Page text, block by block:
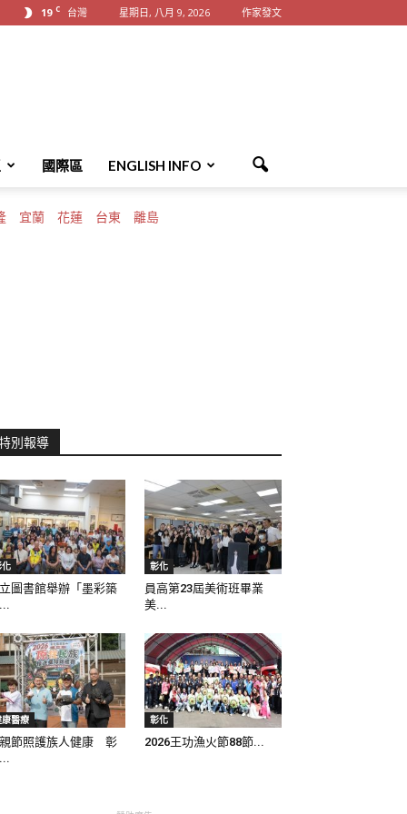
19 C 台灣 星期日, 八月 9, 2026 作家發文
國際區 ENGLISH INFO
宜蘭 花蓮 台東 離島
別報導
圖書館舉辦「墨彩築
彰化
員高第23屆美術班畢業
美...
醫療
節照護族人健康 彰
彰化
2026王功漁火節88節...